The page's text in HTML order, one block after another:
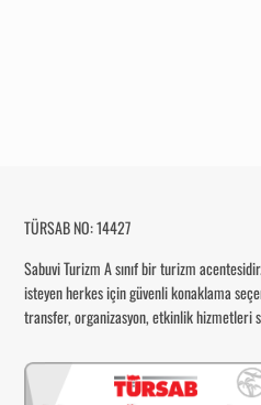
TÜRSAB NO: 14427
Sabuvi TurizmA sınıf bir turizm
isteyen herkes için güvenli konaklama
transfer, organizasyon, etkinlik hizmetleri